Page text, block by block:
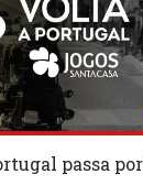
passa